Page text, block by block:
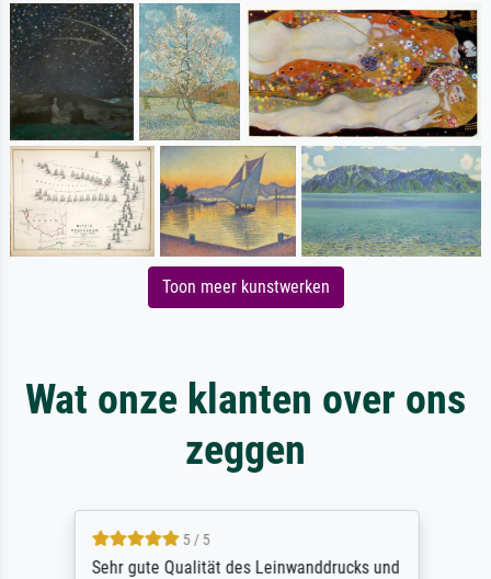
Toon meer kunstwerken
Wat onze klanten over ons
zeggen
5 / 5
Sehr gute Qualität des Leinwanddrucks und